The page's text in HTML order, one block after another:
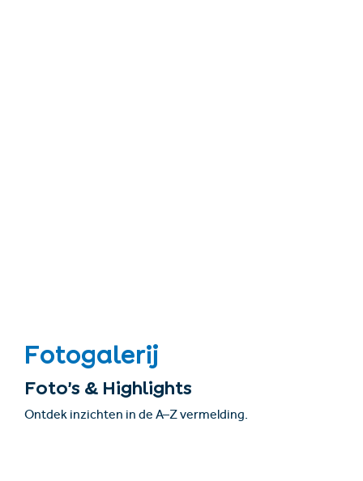
Fotogalerij
Foto’s & Highlights
Ontdek inzichten in de A–Z vermelding.